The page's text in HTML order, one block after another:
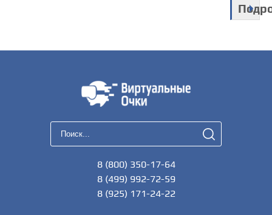
8 (800) 350-17-64
8 (499) 992-72-59
8 (925) 171-24-22